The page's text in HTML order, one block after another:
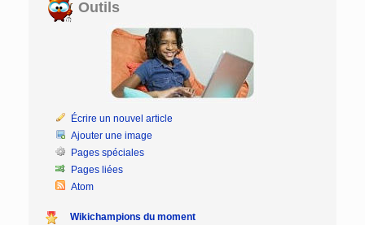
Outils
Écrire un nouvel article
Ajouter une image
Pages spéciales
Pages liées
Atom
Wikichampions du moment